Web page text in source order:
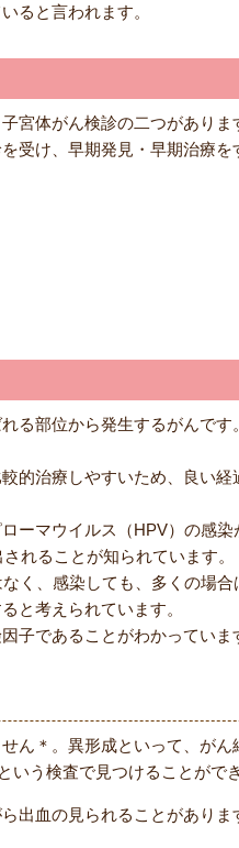
ると言われます。
宮体がん検診の二つがありま
受け、早期発見・早期治療を
る部位から発生するがんで
的治療しやすいため、良い
ーマウイルス（HPV）の感
れることが知られています。
く、感染しても、多くの場
と考えられています。
子であることがわかっていま
ん＊。異形成といって、が
いう検査で見つけることが
出血の見られることがあり